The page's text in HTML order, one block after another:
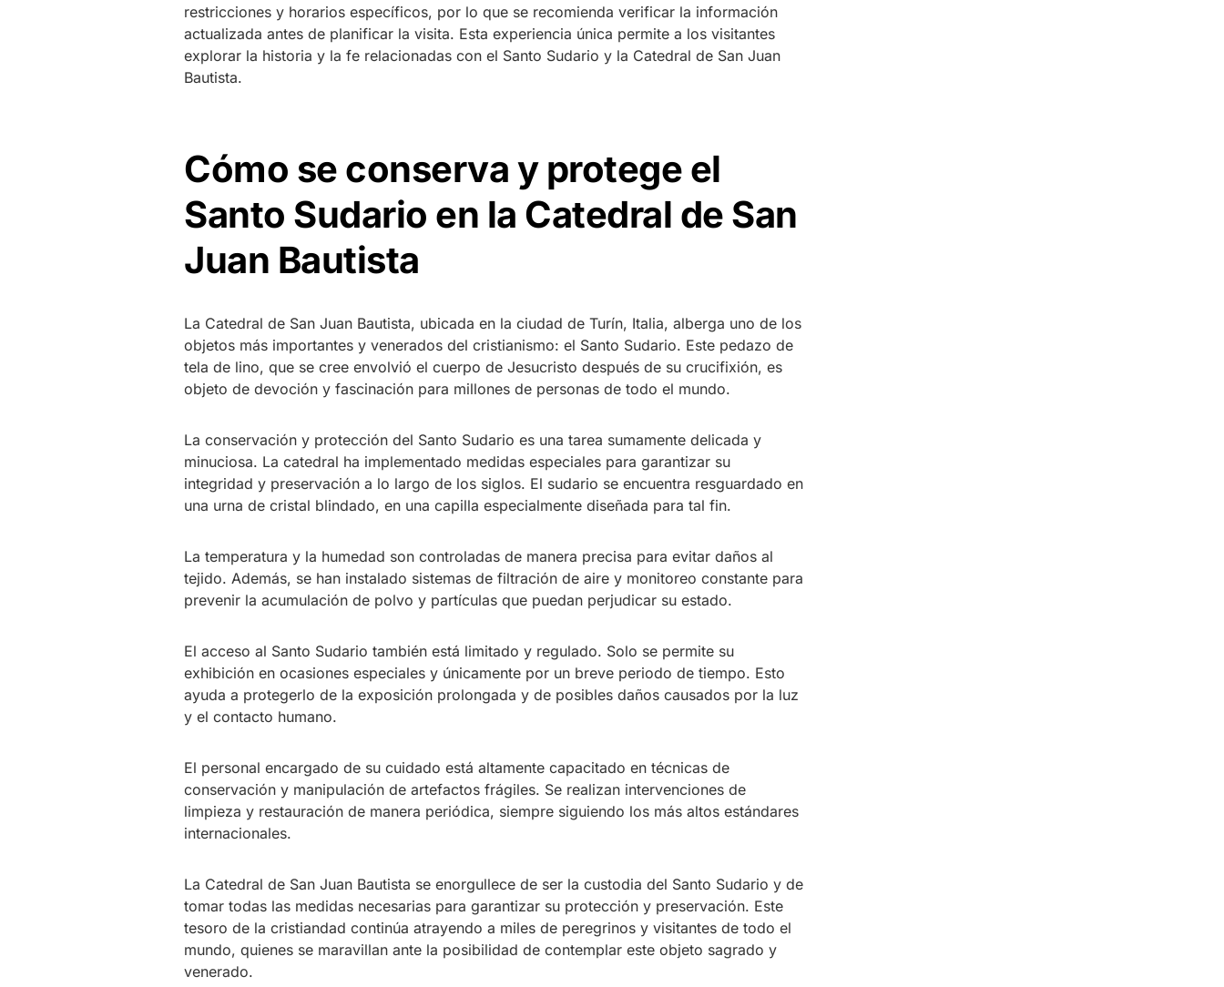
restricciones y horarios específicos, por lo que se recomienda verificar la información
actualizada antes de planificar la visita. Esta experiencia única permite a los visitantes
explorar la historia y la fe relacionadas con el Santo Sudario y la Catedral de San Juan
Bautista.
Cómo se conserva y protege el
Santo Sudario en la Catedral de San
Juan Bautista
La Catedral de San Juan Bautista, ubicada en la ciudad de Turín, Italia, alberga uno de los
objetos más importantes y venerados del cristianismo: el Santo Sudario. Este pedazo de
tela de lino, que se cree envolvió el cuerpo de Jesucristo después de su crucifixión, es
objeto de devoción y fascinación para millones de personas de todo el mundo.
La conservación y protección del Santo Sudario es una tarea sumamente delicada y
minuciosa. La catedral ha implementado medidas especiales para garantizar su
integridad y preservación a lo largo de los siglos. El sudario se encuentra resguardado en
una urna de cristal blindado, en una capilla especialmente diseñada para tal fin.
La temperatura y la humedad son controladas de manera precisa para evitar daños al
tejido. Además, se han instalado sistemas de filtración de aire y monitoreo constante para
prevenir la acumulación de polvo y partículas que puedan perjudicar su estado.
El acceso al Santo Sudario también está limitado y regulado. Solo se permite su
exhibición en ocasiones especiales y únicamente por un breve periodo de tiempo. Esto
ayuda a protegerlo de la exposición prolongada y de posibles daños causados por la luz
y el contacto humano.
El personal encargado de su cuidado está altamente capacitado en técnicas de
conservación y manipulación de artefactos frágiles. Se realizan intervenciones de
limpieza y restauración de manera periódica, siempre siguiendo los más altos estándares
internacionales.
La Catedral de San Juan Bautista se enorgullece de ser la custodia del Santo Sudario y de
tomar todas las medidas necesarias para garantizar su protección y preservación. Este
tesoro de la cristiandad continúa atrayendo a miles de peregrinos y visitantes de todo el
mundo, quienes se maravillan ante la posibilidad de contemplar este objeto sagrado y
venerado.